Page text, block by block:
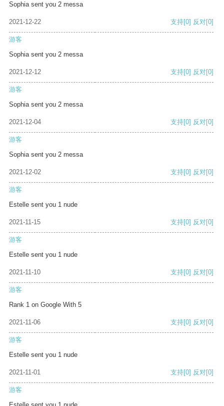
Sophia sent you 2 messa
2021-12-22 支持[0] 反对[0]
游客
Sophia sent you 2 messa
2021-12-12 支持[0] 反对[0]
游客
Sophia sent you 2 messa
2021-12-04 支持[0] 反对[0]
游客
Sophia sent you 2 messa
2021-12-02 支持[0] 反对[0]
游客
Estelle sent you 1 nude
2021-11-15 支持[0] 反对[0]
游客
Estelle sent you 1 nude
2021-11-10 支持[0] 反对[0]
游客
Rank 1 on Google With 5
2021-11-06 支持[0] 反对[0]
游客
Estelle sent you 1 nude
2021-11-01 支持[0] 反对[0]
游客